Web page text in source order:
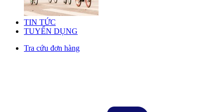
TIN TỨC
TUYỂN DỤNG
Tra cứu đơn hàng